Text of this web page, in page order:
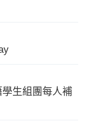
學生組團每人補